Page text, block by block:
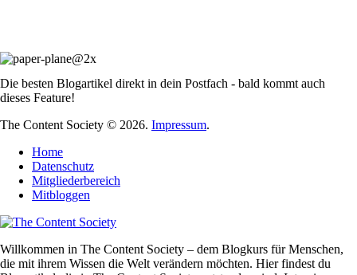
Die besten Blogartikel direkt in dein Postfach - bald kommt auch
dieses Feature!
The Content Society © 2026. Impressum.
Home
Datenschutz
Mitgliederbereich
Mitbloggen
Willkommen in The Content Society – dem Blogkurs für Menschen,
die mit ihrem Wissen die Welt verändern möchten. Hier findest du